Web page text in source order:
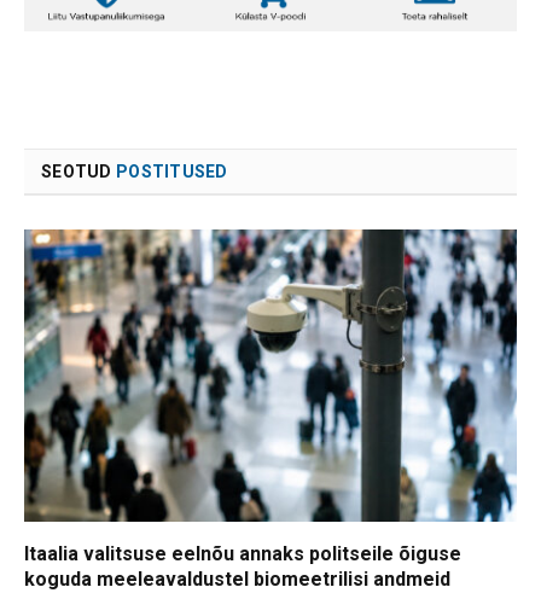
SEOTUD POSTITUSED
Itaalia valitsuse eelnõu annaks politseile õiguse
koguda meeleavaldustel biomeetrilisi andmeid